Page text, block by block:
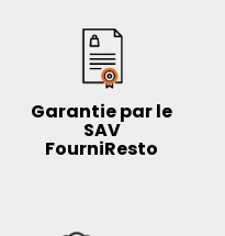
Garantie par le
SAV
FourniResto